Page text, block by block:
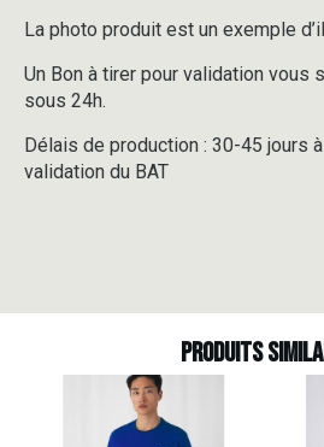
La photo produit est un exemple
Un Bon à tirer pour validation vous
sous 24h.
Délais de production : 30-45 jours
validation du BAT
Produits